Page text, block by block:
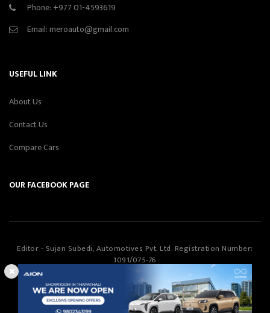
Phone: +977 01-4593619
Email:meroauto@gmail.com
USEFUL LINK
About Us
Contact Us
Compare Cars
OUR FACEBOOK PAGE
Editor - Sujan Subedi, Automotives Pvt. Ltd. Registration Number:
1091/075-76
©Copyright2026Automotives Pvt. LtdAll Rights Reserved.
Designed & Developed by
Smartway Learning Technologies